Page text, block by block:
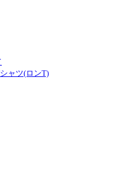
ャツ(ロンT)